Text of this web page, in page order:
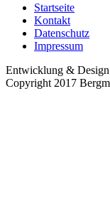
Startseite
Kontakt
Datenschutz
Impressum
Entwicklung &
Copyright 2017